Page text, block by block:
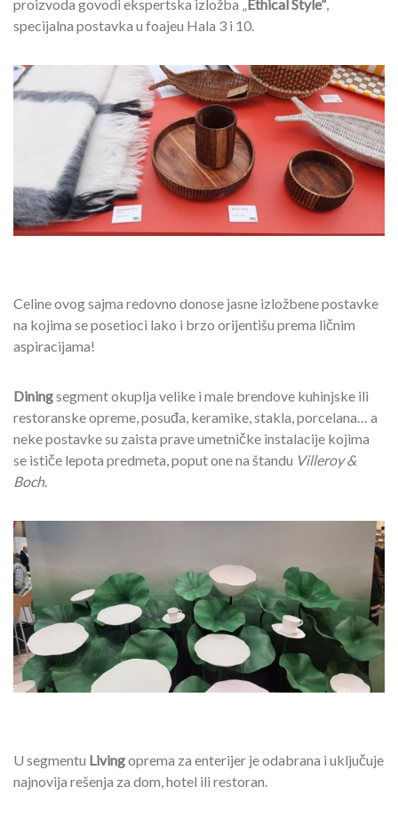
proizvoda govodi ekspertska izložba „Ethical Style”,
specijalna postavka u foajeu Hala 3 i 10.
Celine ovog sajma redovno donose jasne izložbene postavke
na kojima se posetioci lako i brzo orijentišu prema ličnim
aspiracijama!
Diningsegment okuplja velike i male brendove kuhinjske ili
restoranske opreme, posuđa, keramike, stakla, porcelana… a
neke postavke su zaista prave umetničke instalacije kojima
se ističe lepota predmeta, poput one na štandu Villeroy &
Boch.
U segmentu Livingoprema za enterijer je odabrana i uključuje
najnovija rešenja za dom, hotel ili restoran.